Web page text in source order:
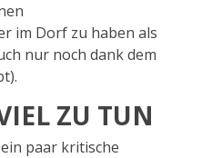
im Dorf zu haben als
nur noch dank dem
ZU TUN
paar kritische